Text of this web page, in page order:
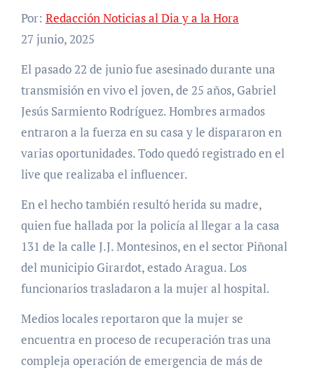
Por: Redacción Noticias al Dia y a la Hora
27 junio, 2025
El pasado 22 de junio fue asesinado durante una
transmisión en vivo el joven, de 25 años, Gabriel
Jesús Sarmiento Rodríguez. Hombres armados
entraron a la fuerza en su casa y le dispararon en
varias oportunidades. Todo quedó registrado en el
live que realizaba el influencer.
En el hecho también resultó herida su madre,
quien fue hallada por la policía al llegar a la casa
131 de la calle J.J. Montesinos, en el sector Piñonal
del municipio Girardot, estado Aragua. Los
funcionarios trasladaron a la mujer al hospital.
Medios locales reportaron que la mujer se
encuentra en proceso de recuperación tras una
compleja operación de emergencia de más de